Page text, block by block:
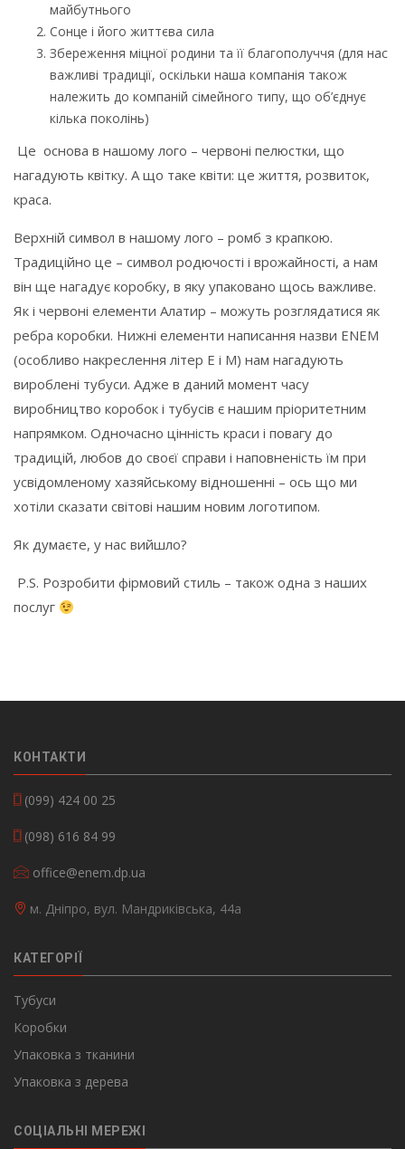
майбутнього
Сонце і його життєва сила
Збереження міцної родини та її благополуччя (для нас
важливі традиції, оскільки наша компанія також
належить до компаній сімейного типу, що об’єднує
кілька поколінь)
Це основа в нашому лого – червоні пелюстки, що
нагадують квітку. А що таке квіти: це життя, розвиток,
краса.
Верхній символ в нашому лого – ромб з крапкою.
Традиційно це – символ родючості і врожайності, а нам
він ще нагадує коробку, в яку упаковано щось важливе.
Як і червоні елементи Алатир – можуть розглядатися як
ребра коробки. Нижні елементи написання назви ENEM
(особливо накреслення літер Е і М) нам нагадують
вироблені тубуси. Адже в даний момент часу
виробництво коробок і тубусів є нашим пріоритетним
напрямком. Одночасно цінність краси і повагу до
традицій, любов до своєї справи і наповненість їм при
усвідомленому хазяйському відношенні – ось що ми
хотіли сказати світові нашим новим логотипом.
Як думаєте, у нас вийшло?
P.S. Розробити фірмовий стиль – також одна з наших
послуг
КОНТАКТИ
(099) 424 00 25
(098) 616 84 99
office@enem.dp.ua
м. Дніпро, вул. Мандриківська, 44а
КАТЕГОРІЇ
Тубуси
Коробки
Упаковка з тканини
Упаковка з дерева
СОЦІАЛЬНІ МЕРЕЖІ